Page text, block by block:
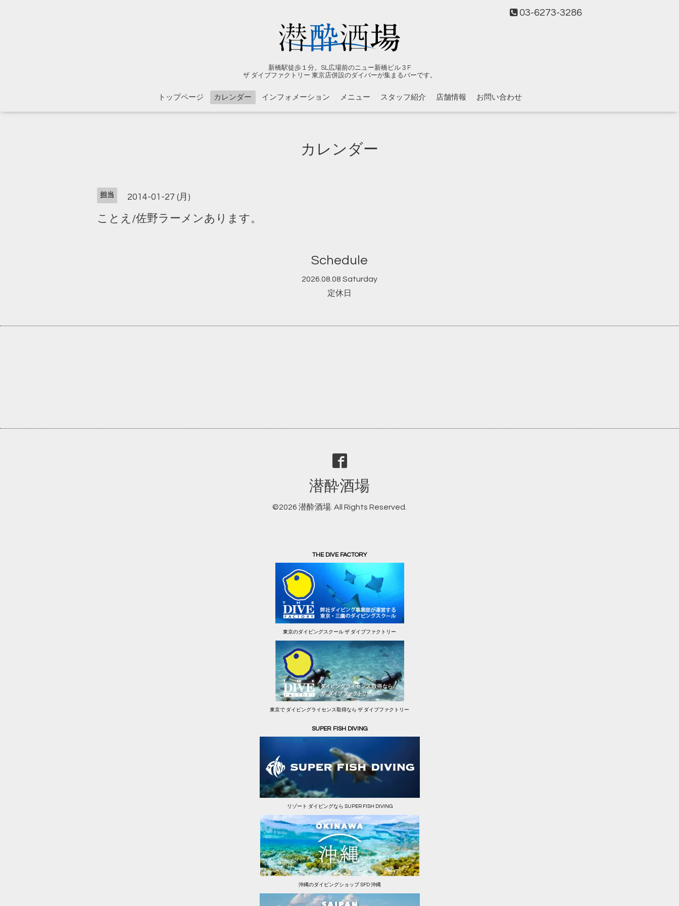
03-6273-3286
新橋駅徒歩１分。SL広場前のニュー新橋ビル３F
ザ ダイブファクトリー 東京店併設のダイバーが集まるバーです。
トップページ カレンダー インフォメーション メニュー スタッフ紹介 店舗情報 お問い合わせ
カレンダー
担当 2014-01-27 (月)
ことえ/佐野ラーメンあります。
Schedule
2026.08.08 Saturday
定休日
潜酔酒場
©2026 潜酔酒場 . All Rights Reserved.
THE DIVE FACTORY
東京のダイビングスクール ザ ダイブファクトリー
東京で ダイビングライセンス取得なら ザ ダイブファクトリー
SUPER FISH DIVING
リゾート ダイビングなら SUPER FISH DIVING
沖縄のダイビングショップ SFD 沖縄